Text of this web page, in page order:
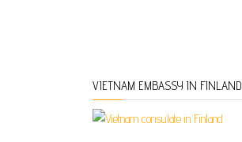
VIETNAM EMBASSY IN FINLAND